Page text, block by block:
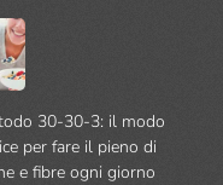
30-30-3: il modo
per fare il pieno di
e fibre ogni giorno